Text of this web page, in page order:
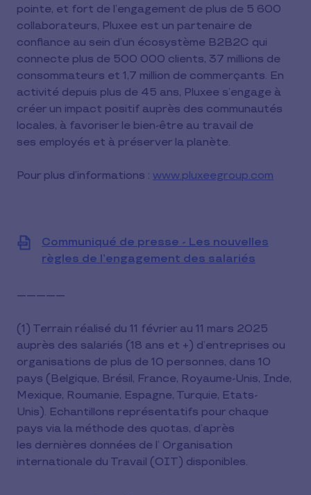
pointe, et fort de l’engagement de plus de 5 600
collaborateurs, Pluxee est un partenaire de
confiance au sein d’un écosystème B2B2C qui
connecte plus de 500 000 clients, 37 millions de
consommateurs et 1,7 million de commerçants. En
activité depuis plus de 45 ans, Pluxee s’engage à
créer un impact positif auprès des communautés
locales, à favoriser le bien-être au travail de
ses employés et à préserver la planète.
Pour plus d’informations : www.pluxeegroup.com
Communiqué de presse - Les nouvelles
règles de l’engagement des salariés
---------------
(1) Terrain réalisé du 11 février au 11 mars 2025
auprès des salariés (18 ans et +) d’entreprises ou
organisations de plus de 10 personnes, dans 10
pays (Belgique, Brésil, France, Royaume-Unis, Inde,
Mexique, Roumanie, Espagne, Turquie, Etats-
Unis). Echantillons représentatifs pour chaque
pays via la méthode des quotas, d’après
les dernières données de l’ Organisation
internationale du Travail (OIT) disponibles.